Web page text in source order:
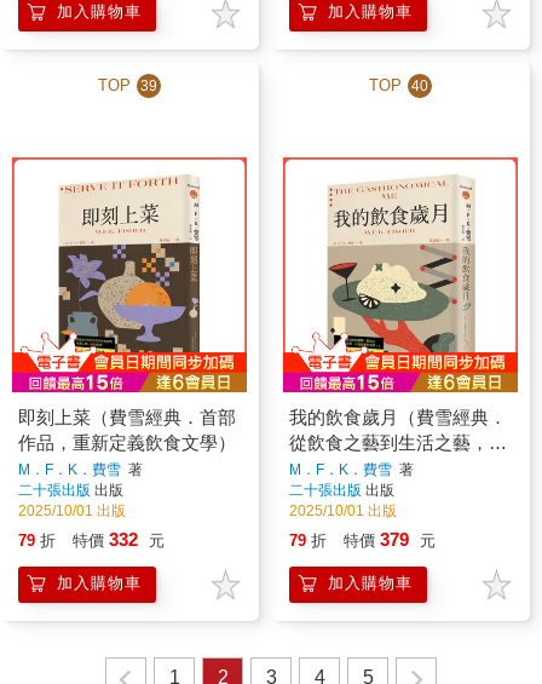
加入購物車 加入購物車
TOP 39
即刻上菜（費雪經典．首部
作品，重新定義飲食文學）
M．F．K．費雪 著
二十張出版 出版
2025/10/01 出版
79 折 特價 332 元
加入購物車
TOP 40
我的飲食歲月（費雪經典．
從飲食之藝到生活之藝，首
部親筆自傳）
M．F．K．費雪 著
二十張出版 出版
2025/10/01 出版
79 折 特價 379 元
加入購物車
1 2 3 4 5